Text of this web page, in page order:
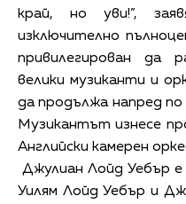
край, но уви!”,
изключително
привилегирован да
велики музиканти и
да продължа напред по
Музикантът изнесе
Английски камерен
Джулиан Лойд Уебър
Уилям Лойд Уебър и